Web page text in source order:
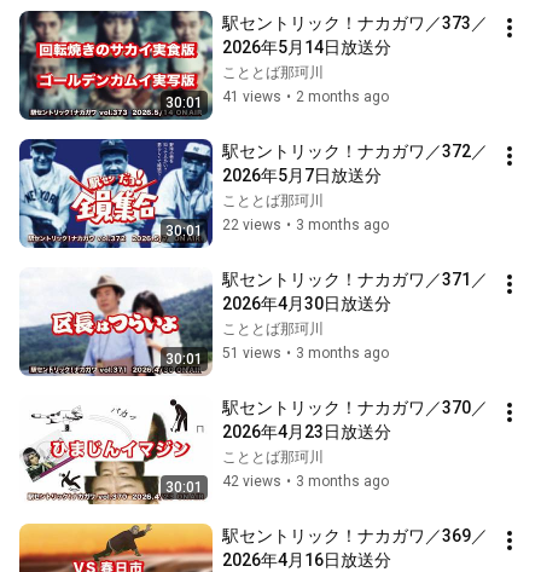
30:01
駅セントリック！ナカガワ／373／
2026年5月14日放送分
こととば那珂川
41 views • 2 months ago
30:01
駅セントリック！ナカガワ／372／
2026年5月7日放送分
こととば那珂川
22 views • 3 months ago
30:01
駅セントリック！ナカガワ／371／
2026年4月30日放送分
こととば那珂川
51 views • 3 months ago
30:01
駅セントリック！ナカガワ／370／
2026年4月23日放送分
こととば那珂川
42 views • 3 months ago
駅セントリック！ナカガワ／369／
2026年4月16日放送分